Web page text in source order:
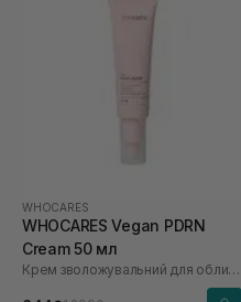
WHOCARES
WHOCARES Vegan PDRN
Cream 50 мл
Крем зволожувальний для обличчя із веганськими полінуклеотидами